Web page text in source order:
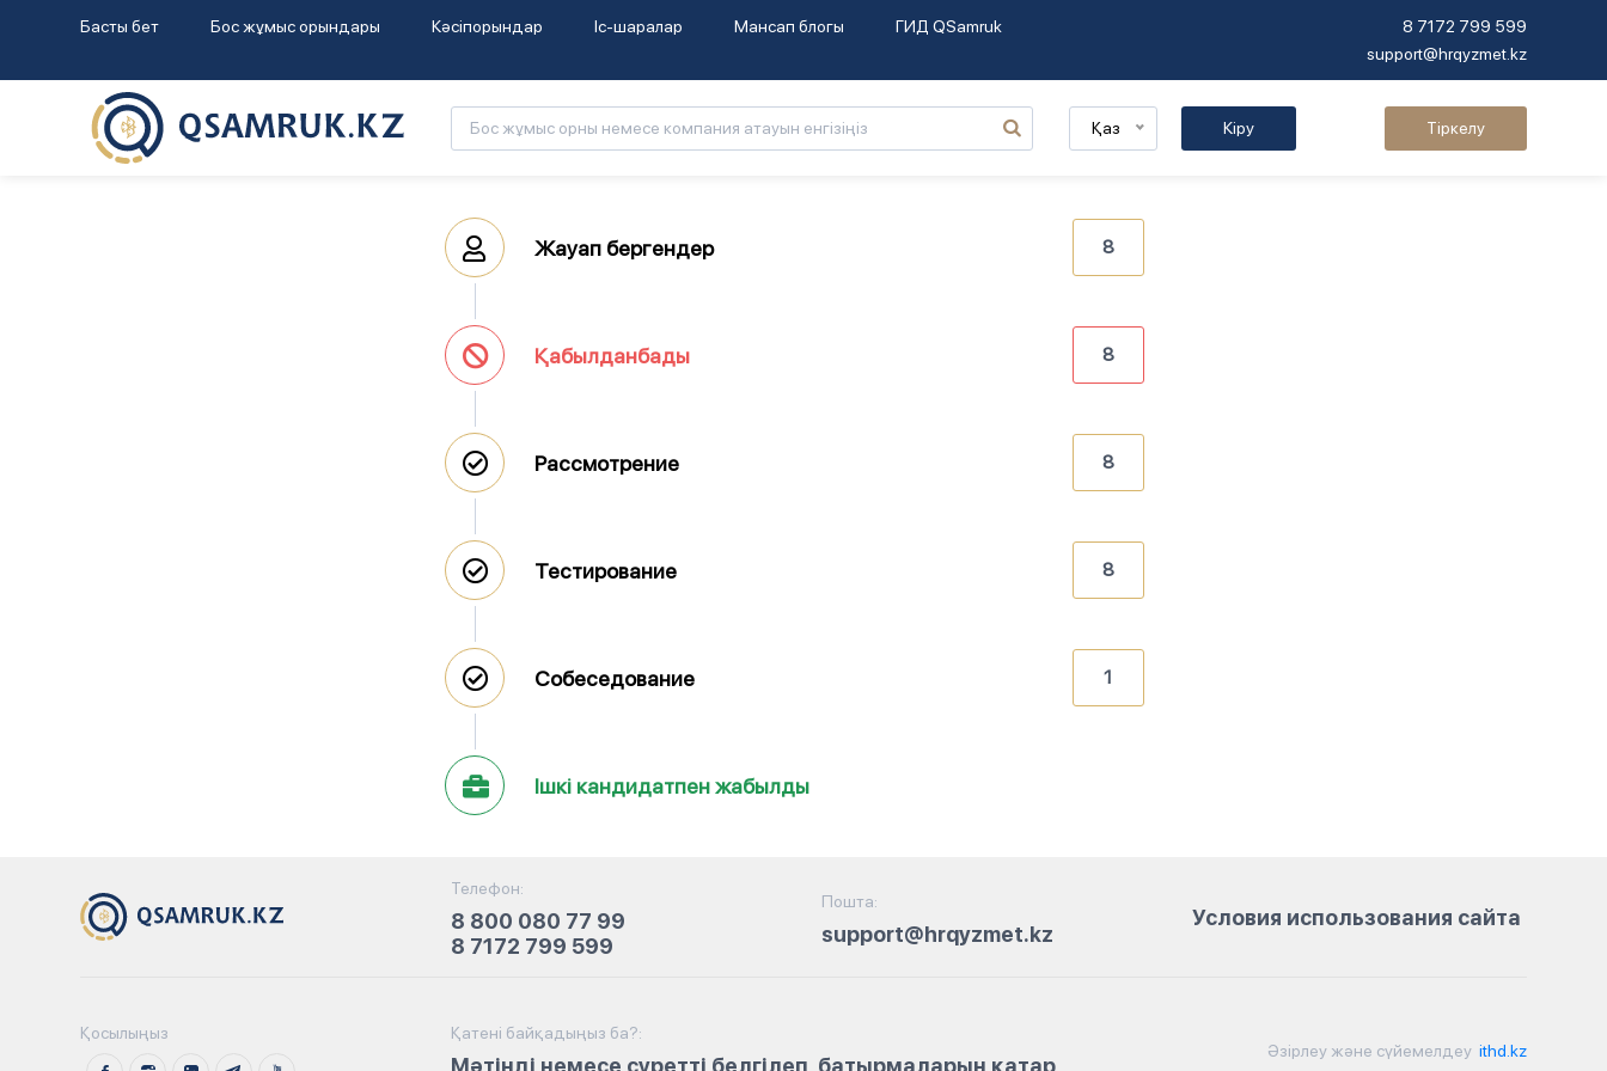
Басты бет Бос жұмыс орындары Кәсіпорындар Іс-шаралар Мансап блогы ГИД QSamruk
8 7172 799 599
support@hrqyzmet.kz
Қаз Кіру Тіркелу
Жауап бергендер 8
Қабылданбады 8
Рассмотрение 8
Тестирование 8
Собеседование 1
Ішкі кандидатпен жабылды
Телефон:
8 800 080 77 99
8 7172 799 599
Пошта:
support@hrqyzmet.kz
Условия использования сайта
Қосылыңыз Қатені байқадыңыз ба?:
Мәтінді немесе суретті белгілеп, батырмаларын қатар
Әзірлеу және сүйемелдеу ithd.kz